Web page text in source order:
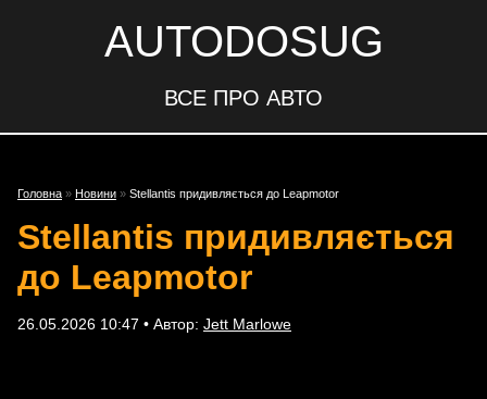
AUTODOSUG
ВСЕ ПРО АВТО
Головна » Новини » Stellantis придивляється до Leapmotor
Stellantis придивляється
до Leapmotor
26.05.2026 10:47 • Автор: Jett Marlowe